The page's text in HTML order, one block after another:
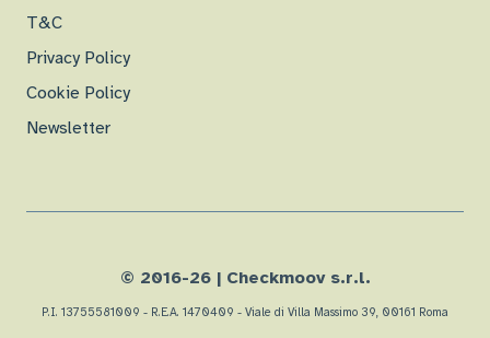
T&C
Privacy Policy
Cookie Policy
Newsletter
© 2016-26| Checkmoov s.r.l.
P.I. 13755581009 - R.E.A. 1470409 - Viale di Villa Massimo 39, 00161 Roma